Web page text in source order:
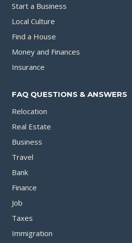
RICA
Start a Business
Local Culture
Find a House
Money and Finances
Insurance
FAQ QUESTIONS & ANSWERS
Relocation
Real Estate
Business
Travel
Bank
Finance
Job
Taxes
Immigration